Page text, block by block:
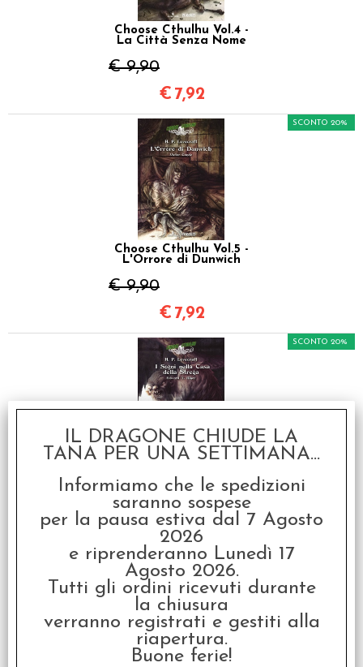
Choose Cthulhu Vol.4 -
La Città Senza Nome
€ 9,90
€ 7,92
Choose Cthulhu Vol.5 -
L'Orrore di Dunwich
€ 9,90
SCONTO 20%
€ 7,92
Sogni nella Casa della
Strega
€ 9,90
SCONTO 20%
€7,92
I clienti che hanno acquistato questo
prodotto, hanno scelto anche questi
IL DRAGONE CHIUDE LA
TANA PER UNA SETTIMANA...
Informiamo che le spedizioni
saranno sospese
per la pausa estiva dal 7 Agosto
2026
e riprenderanno Lunedì 17
Agosto 2026.
Tutti gli ordini ricevuti durante
la chiusura
verranno registrati e gestiti alla
riapertura.
Buone ferie!